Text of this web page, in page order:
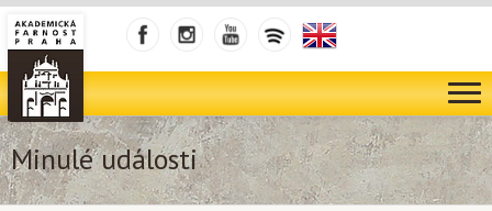
Minulé události